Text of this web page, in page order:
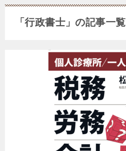
「行政書士」の記事一覧